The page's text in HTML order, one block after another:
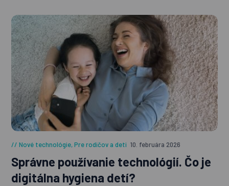
Nové technológie,Pre rodičov a deti 10. februára 2026
Správne používanie technológií. Čo je
digitálna hygiena detí?